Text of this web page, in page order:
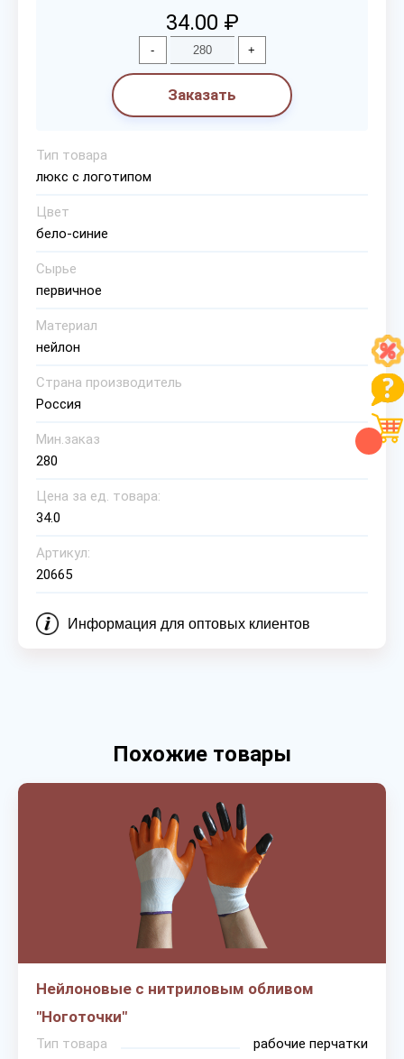
34.00 ₽
- +
Заказать
Тип товара
люкс с логотипом
Цвет
бело-синие
Сырье
первичное
Материал
нейлон
Страна производитель
Россия
Мин.заказ
280
Цена за ед. товара:
34.0
Артикул:
20665
Информация для оптовых клиентов
Похожие товары
Нейлоновые с нитриловым обливом
"Ноготочки"
Тип товара
рабочие перчатки